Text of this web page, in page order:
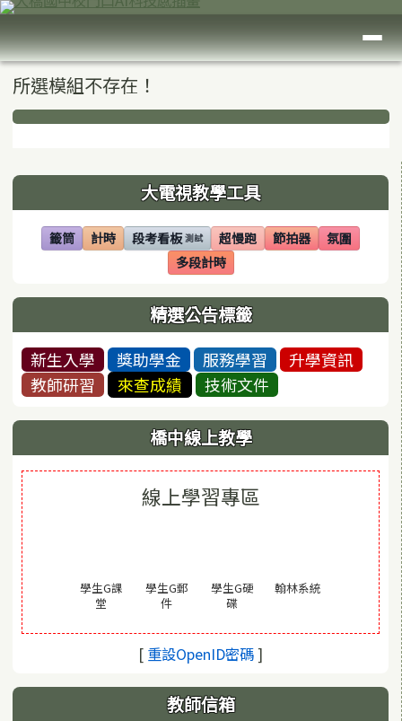
跳至主內容區
臺南市大橋國中
導覽列
主內容區域
所選模組不存在！
下中區域內容
左邊區域內容 大電視教學工具
籤筒
(另開視窗)
計時
(另開視窗)段考看板 測試
(另開視窗) 超慢跑
(另開視窗)節拍器
(另開視窗)氛圍
(另開視窗)
多段計時
(另開視窗)
精選公告標籤
新生入學 獎助學金 服務學習
升學資訊
教師研習
來查成績 技術文件
橋中線上教學
線上學習專區
學生G課
堂
學生G郵
件(另開視窗)
學生G硬
碟(另開視窗)
翰林系統(另開視窗)
[ 重設OpenID密碼(另開視窗)
]
教師信箱
頁尾區域